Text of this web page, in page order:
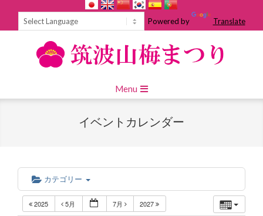
Powered by Translate
Navigation
Menu
イベントカレンダー
カテゴリー
2025 5月 7月 2027